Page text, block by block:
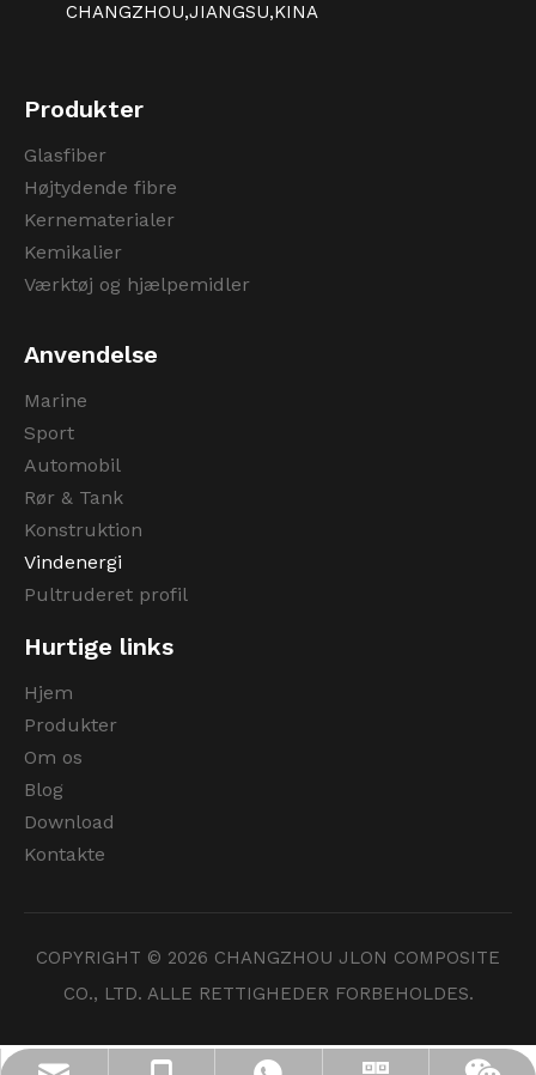
CHANGZHOU,JIANGSU,KINA
Produkter
Glasfiber
Højtydende fibre
Kernematerialer
Kemikalier
Værktøj og hjælpemidler
Anvendelse
Marine
Sport
Automobil
Rør & Tank
Konstruktion
Vindenergi
Pultruderet profil
Hurtige links
Hjem
Produkter
Om os
Blog
Download
Kontakte
COPYRIGHT © 2026 CHANGZHOU JLON COMPOSITE
CO., LTD. ALLE RETTIGHEDER FORBEHOLDES.